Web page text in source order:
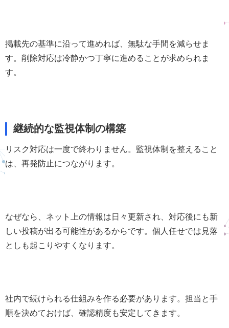
掲載先の基準に沿って進めれば、無駄な手間を減らせま
す。削除対応は冷静かつ丁寧に進めることが求められま
す。
継続的な監視体制の構築
リスク対応は一度で終わりません。監視体制を整えること
は、再発防止につながります。
なぜなら、ネット上の情報は日々更新され、対応後にも新
しい投稿が出る可能性があるからです。個人任せでは見落
としも起こりやすくなります。
社内で続けられる仕組みを作る必要があります。担当と手
順を決めておけば、確認精度も安定してきます。